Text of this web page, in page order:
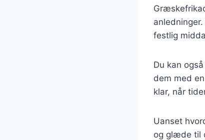
festlig
Du kan
dem med
klar, når
Uanset
og glæde til